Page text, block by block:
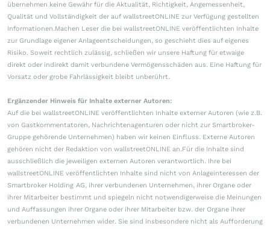
übernehmen keine Gewähr für die Aktualität, Richtigkeit, Angemessenheit,
Qualität und Vollständigkeit der auf wallstreetONLINE zur Verfügung gestellten
Informationen.Machen Leser die bei wallstreetONLINE veröffentlichten Inhalte
zur Grundlage eigener Anlageentscheidungen, so geschieht dies auf eigenes
Risiko. Soweit rechtlich zulässig, schließen wir unsere Haftung für etwaige
direkt oder indirekt damit verbundene Vermögensschäden aus. Eine Haftung für
Vorsatz oder grobe Fahrlässigkeit bleibt unberührt.
Ergänzender Hinweis für Inhalte externer Autoren:
Auf die bei wallstreetONLINE veröffentlichten Inhalte externer Autoren (wie z.B.
von Gastkommentatoren, Nachrichtenagenturen oder nicht zur Smartbroker-
Gruppe gehörende Unternehmen) haben wir keinen Einfluss. Externe Autoren
gehören nicht der Redaktion von wallstreetONLINE an.Für die Inhalte sind
ausschließlich die jeweiligen externen Autoren verantwortlich. Ihre bei
wallstreetONLINE veröffentlichten Inhalte sind nicht von Anlageinteressen der
Smartbroker Holding AG, ihrer verbundenen Unternehmen, ihrer Organe oder
ihrer Mitarbeiter bestimmt und spiegeln nicht notwendigerweise die Meinungen
und Auffassungen ihrer Organe oder ihrer Mitarbeiter bzw. der Organe ihrer
verbundenen Unternehmen wider. Sie sind insbesondere nicht als Aufforderung